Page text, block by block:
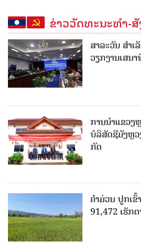
ຂ່າວວັດທະນະທຳ-
ສາລະວັນ ສໍາ
ວຽກງານເສນ
ການນຳແຂວງ
ບໍ​ລິ​ສັດຊີມັງຫຼວ
ກັດ
ຄໍາມ່ວນ ປູກເ
91,472 ເຮັກຕ